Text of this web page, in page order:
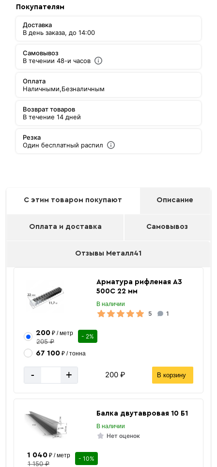
Покупателям
Доставка
В день заказа, до 14:00
Самовывоз
В течении 48-и часов
Оплата
Наличными,Безналичным
Возврат товаров
В течение 14 дней
Резка
Один бесплатный распил
С этим товаром покупают Описание
Оплата и доставка Самовывоз
Отзывы Металл41
Арматура рифленая А3
500С 22 мм
В наличии
5 1
200₽ / метр
205 ₽
- 2%
67 100₽ / тонна
- + 200 ₽ В корзину
Балка двутавровая 10 Б1
В наличии
Нет оценок
1 040₽ / метр
1 150 ₽
- 10%